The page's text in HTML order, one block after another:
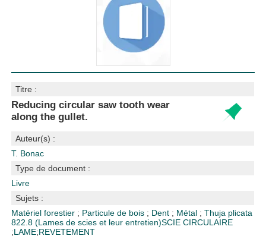
Titre :
Reducing circular saw tooth wear
along the gullet.
Auteur(s) :
T. Bonac
Type de document :
Livre
Sujets :
Matériel forestier ; Particule de bois ; Dent ; Métal ;Thuja plicata
822.8 (Lames de scies et leur entretien)SCIE CIRCULAIRE
;LAME;REVETEMENT